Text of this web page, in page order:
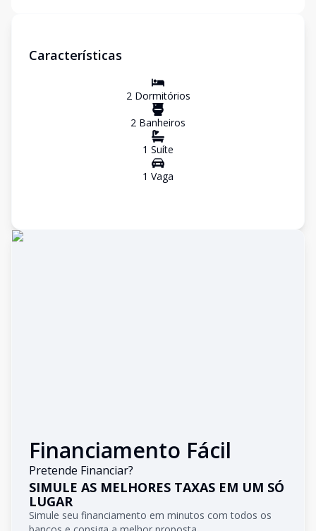
Características
2Dormitórios
2 Banheiros
1 Suíte
1 Vaga
Financiamento Fácil
Pretende Financiar?
SIMULE AS MELHORES TAXAS EM UM SÓ
LUGAR
Simule seu financiamento em minutos com todos os